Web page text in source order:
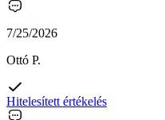
7/25/2026
Ottó P.
Hitelesített értékelés